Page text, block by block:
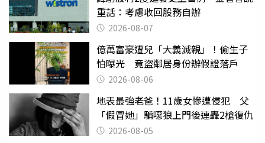
重話：考慮收回股務自辦
2026-08-07
億萬富豪遭兒「大義滅親」！偷生子
怕曝光 竟盜鄰居身份辦假證落戶
2026-08-06
地表最強老爸！11歲女慘遭侵犯 父
「假冒她」騙噁狼上門後連轟2槍復仇
2026-08-05